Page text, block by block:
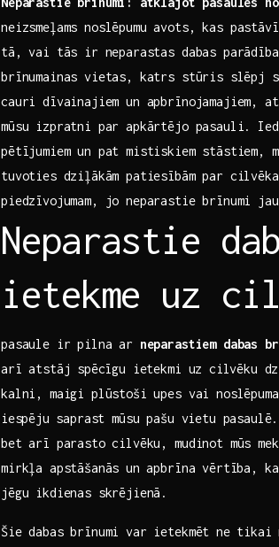
neizsmeļams noslēpumu avots, kas​
tā, vai tās ir neparastas dabas
brīnumainas vietas, katrs stūris​ slēpj
‌cauri dīvainajiem un apbrīnojamajiem,
mūsu izpratni par apkārtējo pasauli.
pētījumiem un pat mistiskiem stāstiem,
tuvoties dziļākām patiesībām par
piedzīvojumam, jo neparastie
Neparastie
ietekme uz
pasaule ir pilna ar neparastiem dabas
arī atstāj ⁤spēcīgu ietekmi uz⁣ cilvēku
kalni, maigi plūstoši upes vai
⁣iespēju ⁢saprast mūsu pašu vietu
bet arī parasto‌ cilvēku, mudinot mūs
mirkļa apstāšanās un⁢ apbrīna vērtība,
jēgu ikdienas skrējienā.
Šie dabas brīnumi var ietekmēt ne⁤